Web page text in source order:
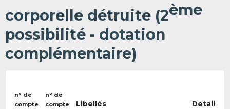
corporelle détruite (2ème
possibilité - dotation
complémentaire)
n° de
compte
n° de
compte
Libellés Detail